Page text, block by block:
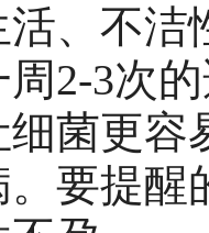
活、不
2-3次
菌更容
要提醒